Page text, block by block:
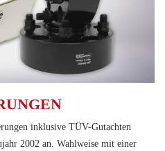
inklusive TÜV-Gutachten
2002 an. Wahlweise mit einer